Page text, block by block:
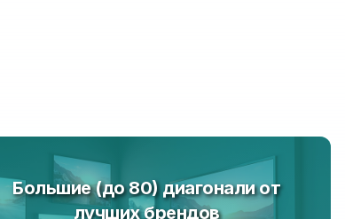
Большие (до 80) диагонали от
лучших брендов